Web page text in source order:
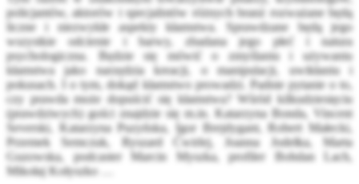
policjantów, aktorów i specjalistów różnych branż rozważane będą
liczne i niezwykłe aspekty kłamstwa. Sprawdzane będą jego
wszystkie odcienie i barwy, zbadana jego płeć i natura
psychologiczna. Będzie się mówić o zmyślaniu i używaniu
kłamstwa jako narzędzia kreacji, o manipulacji, uwikłaniu i
pokusach. I o tym, dokąd kłamstwo prowadzi. Padnie pytanie o to,
czy prawda może dopuścić się kłamstwa? Wśród kilkudziesięciu
(prawdziwych) gości znajdzie się m.in. Katarzyna Bonda, Vincent
Severski, Katarzyna Puzyńska, Igor Brejdygant, Robert Małecki,
Przemek Semczuk, Ryszard Ćwirlej, Joanna Jodełka, Marta
Guzowska, podcaster Marcin Myszka, profiler Bohdan Lach,
Mikołaj Kołyszko …